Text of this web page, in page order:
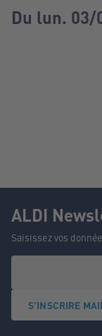
Du lun.
ALDI
Saisissez vos
S'INSCRIRE